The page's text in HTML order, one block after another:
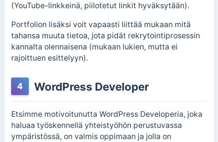
(YouTube-linkkeinä, piilotetut linkit hyväksytään).
Portfolion lisäksi voit vapaasti liittää mukaan mitä
tahansa muuta tietoa, jota pidät rekrytointiprosessin
kannalta olennaisena (mukaan lukien, mutta ei
rajoittuen esittelyyn).
4 WordPress Developer
Etsimme motivoitunutta WordPress Developeria, joka
haluaa työskennellä yhteistyöhön perustuvassa
ympäristössä, on valmis oppimaan ja jolla on